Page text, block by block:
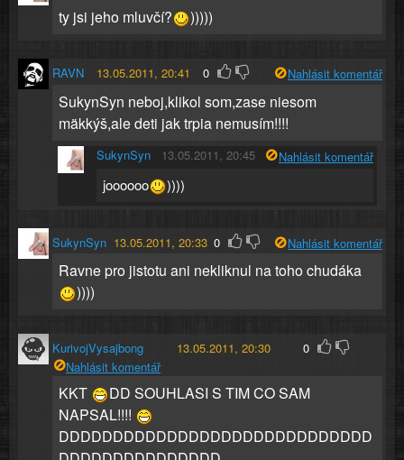
ty jsi jeho mluvčí? )))))
RAVN 13.05.2011, 20:41 0 Nahlásit komentář
SukynSyn neboj,klikol som,zase niesom
mäkkýš,ale deti jak trpia nemusím!!!!
SukynSyn 13.05.2011, 20:45 Nahlásit komentář
joooooo ))))
SukynSyn 13.05.2011, 20:33 0 Nahlásit komentář
Ravne pro jistotu ani nekliknul na toho chudáka
))))
KurivojVysajbong 13.05.2011, 20:30
0
Nahlásit komentář
KKT
DD SOUHLASI S TIM CO SAM
NAPSAL!!!!
DDDDDDDDDDDDDDDDDDDDDDDDDDDDD